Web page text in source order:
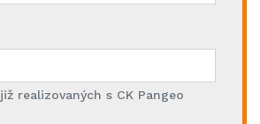
realizovaných s CK Pangeo